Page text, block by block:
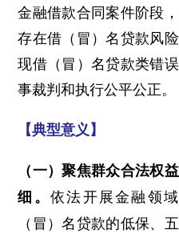
金融借款合同案件阶段
存在借（冒）名贷款风
现借（冒）名贷款类错
事裁判和执行公平公正。
【典型意义】
（一）聚焦群众合法权
细。 依法开展金融领
（冒）名贷款的低保、